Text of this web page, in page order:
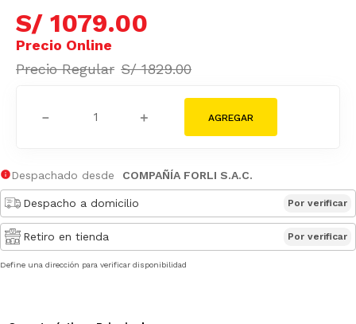
S/ 1079.00
S/ 1829.00
＋
－
Despachado desde COMPAÑÍA FORLI S.A.C.
Despacho a domicilio Por verificar
Retiro en tienda Por verificar
Define una dirección para verificar disponibilidad